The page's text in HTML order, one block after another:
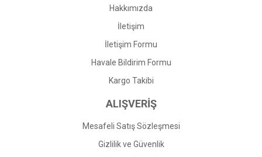
Hakkımızda
İletişim
İletişim Formu
Havale Bildirim Formu
Kargo Takibi
ALIŞVERİŞ
Mesafeli Satış Sözleşmesi
Gizlilik ve Güvenlik